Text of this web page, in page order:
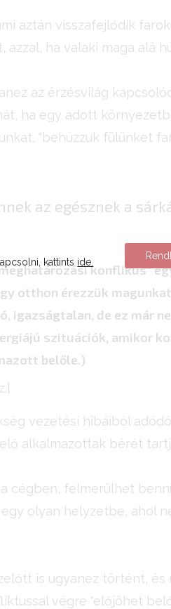
aztán visszafejlődik
ha valaki maga alá
az érzésvilág
ha egy adott
"behúzzuk fülünket
az egésznek a
konflikus"
otthon érezzük
igazságtalan, de ez már
szituációk, amikor
belőle.)
vezetési hibáiból
alkalmazottak bérét
cégben, felmerülhet
olyan helyzetbe, ahol
is ugyanez történt, és
végre "előjöhet
kattints ide.